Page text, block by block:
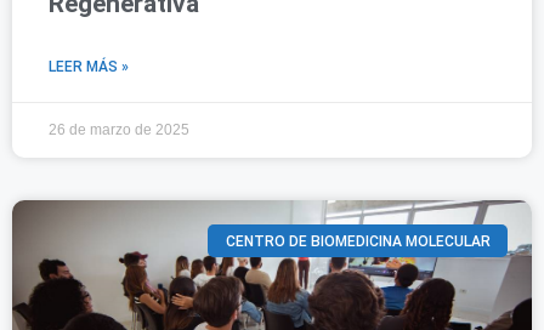
LEER MÁS »
26 de marzo de 2025
CENTRO DE BIOMEDICINA MOLECULAR